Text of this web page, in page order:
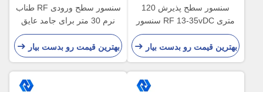
سنسور سطح پذیرش 120
متری RF 13-35vDC سنسور
سطح ورودی
بهترین قیمت رو بدست بیار
سنسور سطح ورودی RF طناب
نرم 30 متر برای جامد عایق
فوق العاده بالا
بهترین قیمت رو بدست بیار